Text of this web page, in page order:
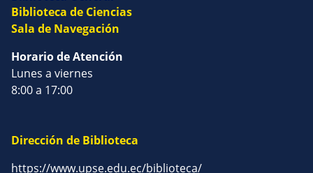
Biblioteca de Ciencias
Sala de Navegación
Horario de Atención
Lunes a viernes
8:00 a 17:00
Dirección de Biblioteca
https://www.upse.edu.ec/biblioteca/